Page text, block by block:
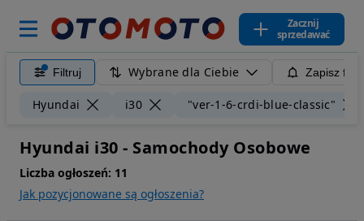
Zacznij
sprzedawać
Filtruj Wybrane dla Ciebie Zapisz
Hyundai i30 "ver-1-6-crdi-blue-classic"
Hyundai i30 - Samochody Osobowe
Liczba ogłoszeń: 11
Jak pozycjonowane są ogłoszenia?